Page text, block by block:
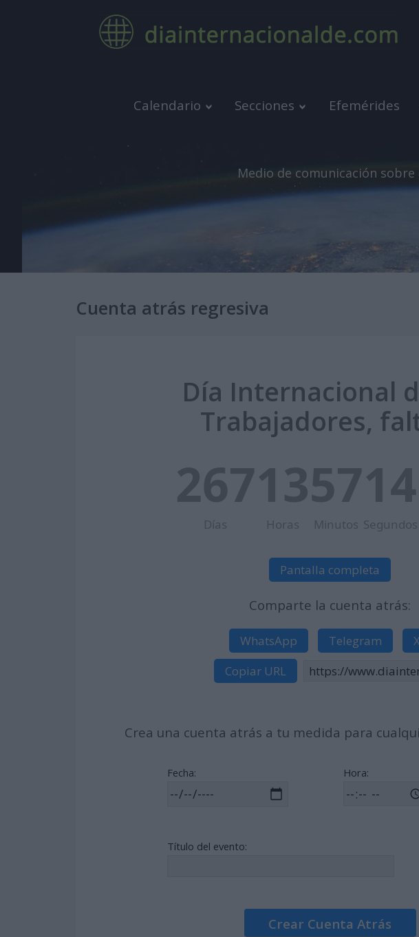
Calendario Secciones Efemérides
Medio de comunicación
Cuenta atrás regresiva
Día Internacional
Trabajadores,
267
Días
13
Horas
57
Minutos
13
Segundos
Pantalla completa
Comparte la cuenta atrás:
WhatsApp Telegram
Copiar URL
Crea una cuenta atrás a tu medida para
Fecha: Hora:
Título del evento:
Crear Cuenta Atrás